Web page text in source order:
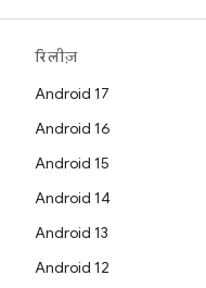
रिलीज़
Android 17
Android 16
Android 15
Android 14
Android 13
Android 12